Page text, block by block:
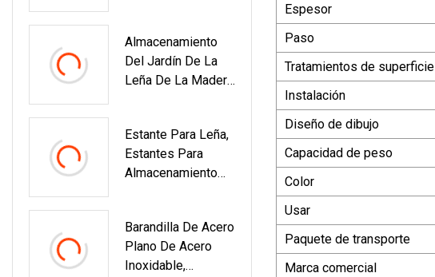
Soporte De Pared
Soporte Solar
Almacenamiento
Del Jardín De La
Leña De La Madera
Chimenea De Los
Tenedores De La
Leña Del Nuevo
Estante Para Leña,
Estantes Para
Almacenamiento
Para Leña
Impermeable Para
Exteriores
Barandilla De Acero
Plano De Acero
Inoxidable,
Espesor
Paso
Tratamientos de superficie
Instalación
Diseño de dibujo
Capacidad de peso
Color
Usar
Paquete de transporte
Marca comercial